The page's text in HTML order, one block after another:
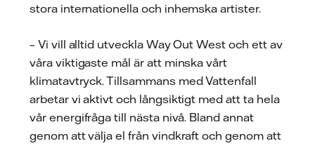
stora internationella och inhemska artister.
– Vi vill alltid utveckla Way Out West och ett av
våra viktigaste mål är att minska vårt
klimatavtryck. Tillsammans med Vattenfall
arbetar vi aktivt och långsiktigt med att ta hela
vår energifråga till nästa nivå. Bland annat
genom att välja el från vindkraft och genom att